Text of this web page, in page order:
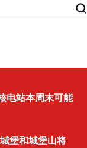
电站本周末可能
堡和城堡山将